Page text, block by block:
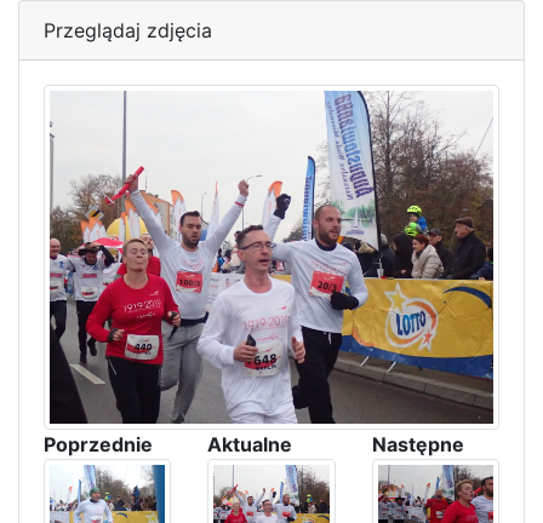
Przeglądaj zdjęcia
Poprzednie Aktualne Następne